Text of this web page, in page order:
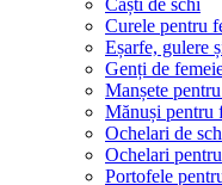
Căști de schi
Curele pentru
Eșarfe, gulere
Genți de
Manșete
Mănuși pentru
Ochelari de
Ochelari
Portofele